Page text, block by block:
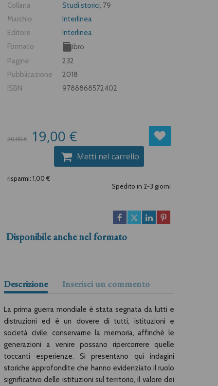
Collana
Studi storici , 79
Marchio
Interlinea
Editore
Interlinea
Formato
Libro
Pagine
232
Pubblicazione
2018
ISBN
9788868572402
20,00 € 19,00 €
Metti nel carrello
risparmi: 1,00 €
Spedito in 2-3 giorni
Disponibile anche nel formato
Descrizione Inserisci un commento
La prima guerra mondiale è stata segnata da lutti e
distruzioni ed è un dovere di tutti, istituzioni e
società civile, conservarne la memoria, affinché le
generazioni a venire possano ripercorrere quelle
toccanti esperienze. Si presentano qui indagini
storiche approfondite che hanno evidenziato il ruolo
significativo delle istituzioni sul territorio, il valore dei